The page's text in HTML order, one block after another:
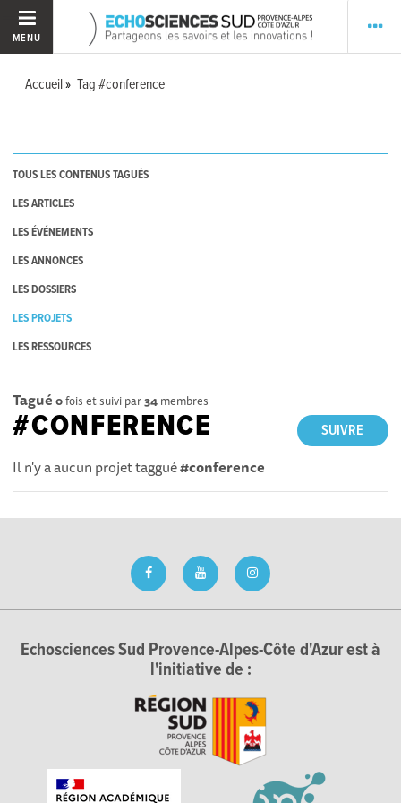
MENU
Accueil Tag #conference
TOUS LES CONTENUS TAGUÉS
LES ARTICLES
LES ÉVÉNEMENTS
LES ANNONCES
LES DOSSIERS
LES PROJETS
LES RESSOURCES
Tagué 0fois et suivi par34 membres
SUIVRE
#CONFERENCE
Il n'y a aucun projet taggué#conference
Echosciences Sud Provence-Alpes-Côte d'Azur est à
l'initiative de :